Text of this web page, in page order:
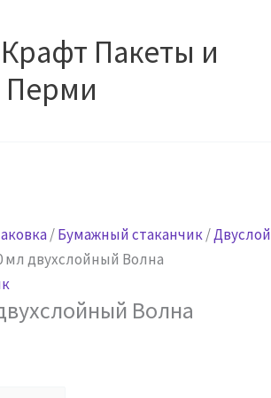
Пакеты и
Перми
/Бумажный стаканчик/
мл двухслойный Волна
Волна